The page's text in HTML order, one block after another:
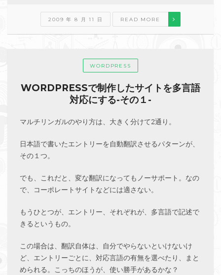
2009 年 8 月 11 日 READ MORE
WORDPRESS
WORDPRESSで制作したサイトを多言語
対応にする-その１-
マルチリンガルのやり方は、大きく分けて2通り。
日本語で書いたエントリーを自動翻訳させるパターンが、
その１つ。
でも、これだと、変な翻訳になってもノーサポート。なの
で、コーポレートサイトなどには適さない。
もうひとつが、エントリー、それぞれが、多言語で記述で
きるというもの。
この場合は、翻訳自体は、自分でやらないといけないけ
ど、エントリーごとに、対応言語の有無を選べたり、まと
められる。こっちのほうが、使い勝手があるかな？